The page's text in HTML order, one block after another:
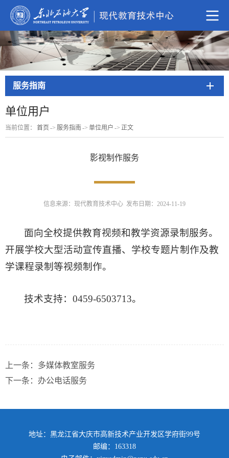
服务指南
单位用户
当前位置： 首页 -> 服务指南 -> 单位用户 -> 正文
影视制作服务
信息来源：现代教育技术中心 发布日期：2024-11-19
面向全校提供教育视频和教学资源录制服务。
开展学校大型活动宣传直播、学校专题片制作及教
学课程录制等视频制作。
技术支持：0459-6503713。
上一条： 多媒体教室服务
下一条： 办公电话服务
地址：黑龙江省大庆市高新技术产业开发区学府街99号
邮编：163318